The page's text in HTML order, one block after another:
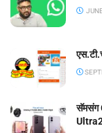
सॅमसंग